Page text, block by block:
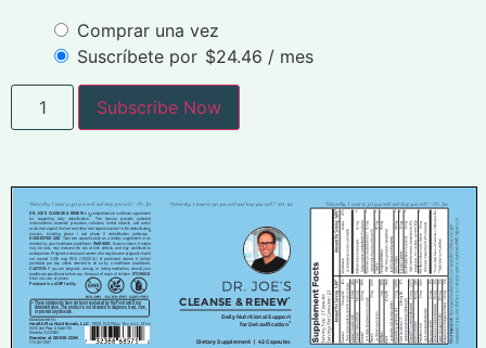
Comprar una vez
Suscríbete por $24.46 / mes
Subscribe Now